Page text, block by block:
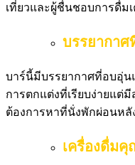
เที่ยวและผู้ชื่นชอบการดื่ม
บรรยากาศ
บาร์นี้มีบรรยากาศที่อบอุ่น
การตกแต่งที่เรียบง่ายแต่
ต้องการหาที่นั่งพักผ่อนหลั
เครื่องดื่มคุ